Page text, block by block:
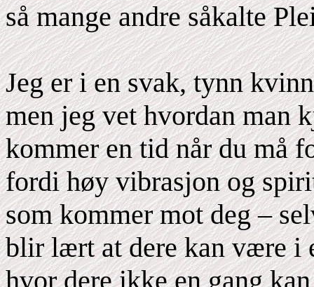
så mange andre såkalte
Jeg er i en svak, tynn
men jeg vet hvordan man
kommer en tid når du må
fordi høy vibrasjon og
som kommer mot deg –
blir lært at dere kan være i
hvor dere ikke en gang